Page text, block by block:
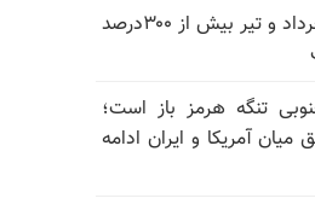
قبض آب و برق خرداد و تیر بیش از ۳۰۰درصد
تنگه هرمز باز است؛
میان آمریکا و ایران ادامه